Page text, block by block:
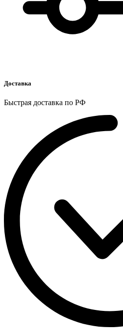
Доставка
Быстрая доставка по РФ